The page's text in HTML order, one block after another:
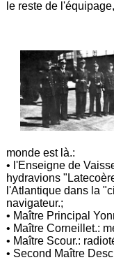
le reste de
monde est là.:
• l'Enseigne de
hydravions
l'Atlantique dans la
navigateur.;
• Maître Principal
• Maître Corneillet.:
• Maître Scour.:
• Second Maître